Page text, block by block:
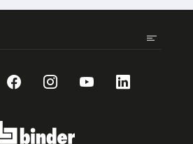
FacebookInstagram
YouTubeLinkedIn